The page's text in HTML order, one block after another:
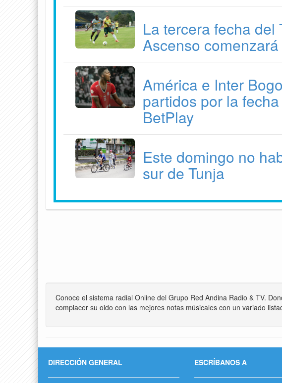
La tercera fecha del
Ascenso
América e Inter
partidos por la
BetPlay
Este domingo no
sur de Tunja
Conoce el sistema radial Online del Grupo Red Andina Radio & TV.
complacer su oido con las mejores notas músicales con un variado
DIRECCIÓN GENERAL ESCRÍBANOS A